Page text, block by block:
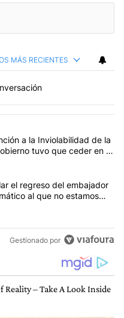
MÁS RECIENTES
más comentarios en los
"El Senado dio media
a la Inviolabilidad de la
tuvo que ceder en la
"Tensión Lula-Milei:
el regreso del embajador
al que no estamos
Gestionado por